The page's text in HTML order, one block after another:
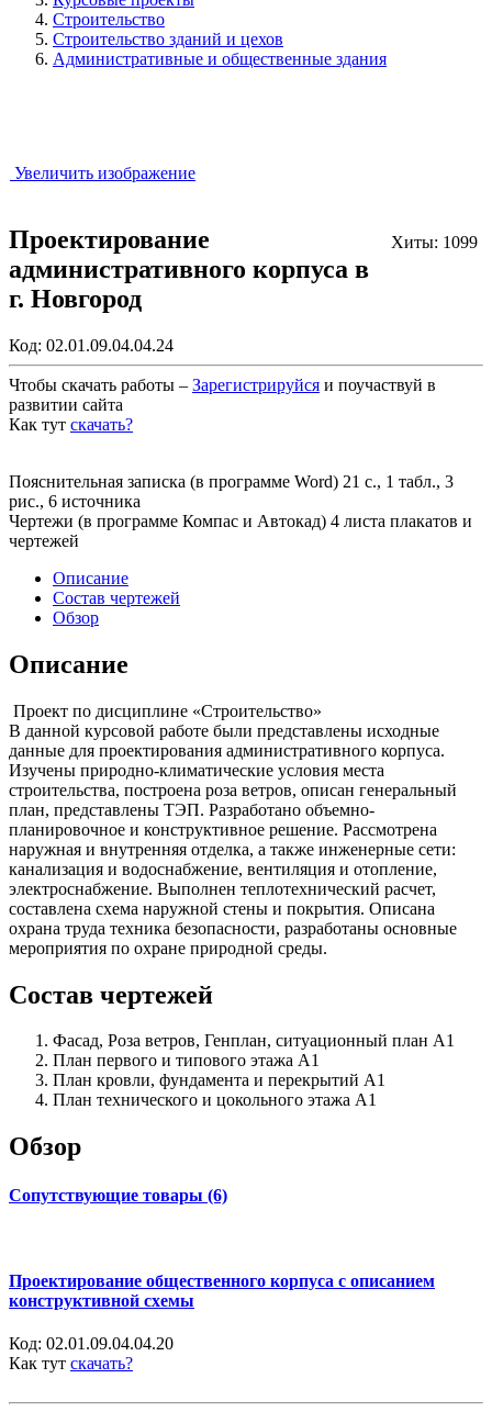
Строительство
Строительство зданий и цехов
Административные и общественные здания
Увеличить изображение
Хиты: 1099
Проектирование
административного корпуса в
г. Новгород
Код: 02.01.09.04.04.24
Чтобы скачать работы – Зарегистрируйся и поучаствуй в
развитии сайта
Как тут скачать?
Пояснительная записка (в программе Word) 21 с., 1 табл., 3
рис., 6 источника
Чертежи (в программе Компас и Автокад) 4 листа плакатов и
чертежей
Описание
Состав чертежей
Обзор
Описание
Проект по дисциплине «Строительство»
В данной курсовой работе были представлены исходные
данные для проектирования административного корпуса.
Изучены природно-климатические условия места
строительства, построена роза ветров, описан генеральный
план, представлены ТЭП. Разработано объемно-
планировочное и конструктивное решение. Рассмотрена
наружная и внутренняя отделка, а также инженерные сети:
канализация и водоснабжение, вентиляция и отопление,
электроснабжение. Выполнен теплотехнический расчет,
составлена схема наружной стены и покрытия. Описана
охрана труда техника безопасности, разработаны основные
мероприятия по охране природной среды.
Состав чертежей
Фасад, Роза ветров, Генплан, ситуационный план А1
План первого и типового этажа А1
План кровли, фундамента и перекрытий А1
План технического и цокольного этажа А1
Обзор
Сопутствующие товары (6)
Проектирование общественного корпуса с описанием
конструктивной схемы
Код: 02.01.09.04.04.20
Как тут скачать?